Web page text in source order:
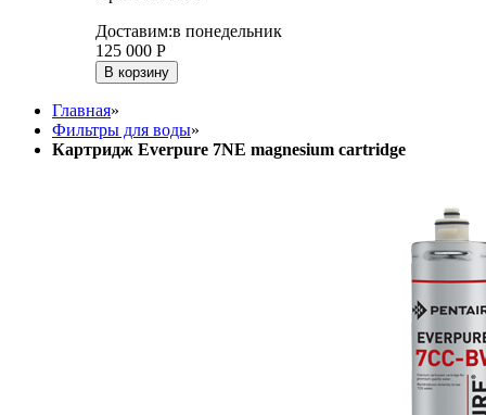
Доставим:в понедельник
125 000 Р
В корзину
Главная»
Фильтры для воды»
Картридж Everpure 7NE magnesium cartridge